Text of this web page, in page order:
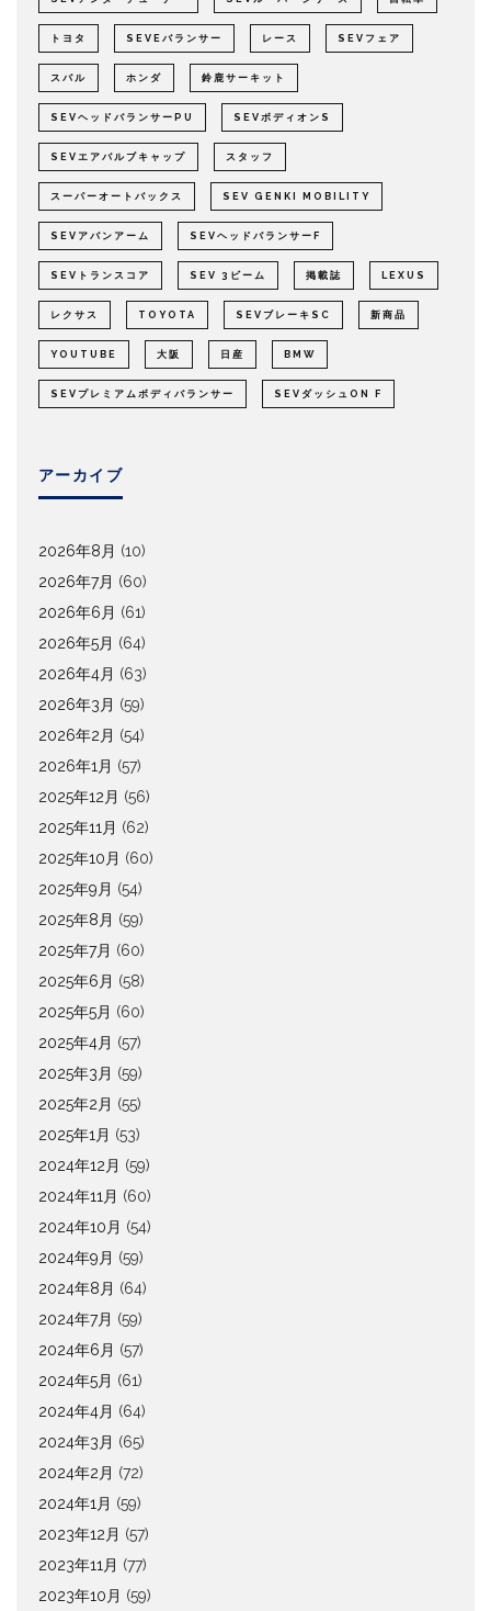
トヨタ SEVEバランサー レース SEVフェア
スバル ホンダ 鈴鹿サーキット
SEVヘッドバランサーPU SEVボディオンS
SEVエアバルブキャップ スタッフ
スーパーオートバックス SEV GENKI MOBILITY
SEVアバンアーム SEVヘッドバランサーF
SEVトランスコア SEV 3ビーム 掲載誌 LEXUS
レクサス TOYOTA SEVブレーキSC 新商品
YOUTUBE 大阪 日産 BMW
SEVプレミアムボディバランサー SEVダッシュON F
アーカイブ
2026年8月 (10)
2026年7月 (60)
2026年6月 (61)
2026年5月 (64)
2026年4月 (63)
2026年3月 (59)
2026年2月 (54)
2026年1月 (57)
2025年12月 (56)
2025年11月 (62)
2025年10月 (60)
2025年9月 (54)
2025年8月 (59)
2025年7月 (60)
2025年6月 (58)
2025年5月 (60)
2025年4月 (57)
2025年3月 (59)
2025年2月 (55)
2025年1月 (53)
2024年12月 (59)
2024年11月 (60)
2024年10月 (54)
2024年9月 (59)
2024年8月 (64)
2024年7月 (59)
2024年6月 (57)
2024年5月 (61)
2024年4月 (64)
2024年3月 (65)
2024年2月 (72)
2024年1月 (59)
2023年12月 (57)
2023年11月 (77)
2023年10月 (59)